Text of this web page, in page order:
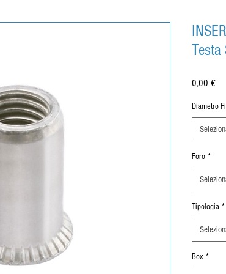
Testa
0,00 €
Diametro
Foro *
Tipologia *
Box *